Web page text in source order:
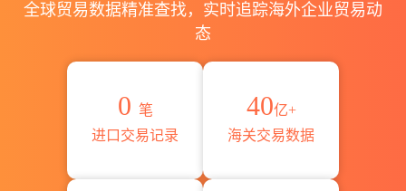
全球贸易数据精准查找，实时追踪海外企业贸易动
态
0 笔
进口交易记录
40亿+
海关交易数据